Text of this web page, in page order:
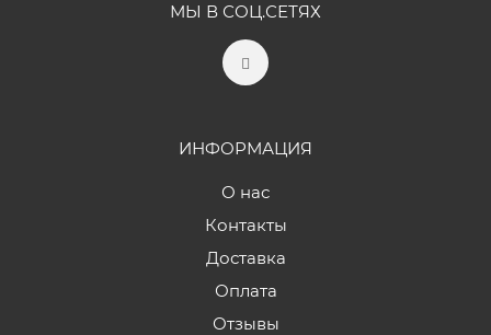
МЫ В СОЦ.СЕТЯХ
ИНФОРМАЦИЯ
О нас
Контакты
Доставка
Оплата
Отзывы